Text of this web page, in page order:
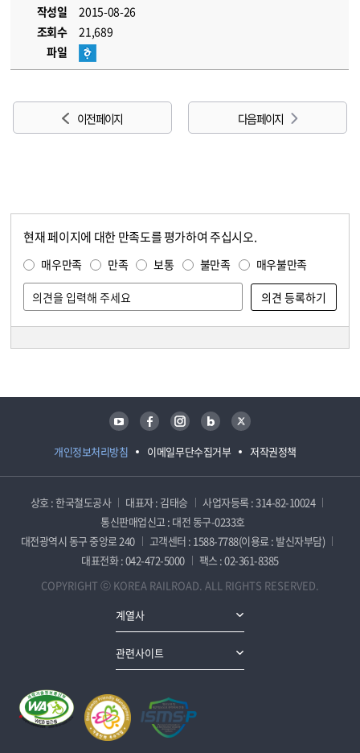
작성일
2015-08-26
조회수
21,689
파일
이전 페이지 다음 페이지
현재 페이지에 대한 만족도를 평가하여 주십시오.
매우만족 만족 보통 불만족 매우불만족
개인정보처리방침 이메일무단수집거부 저작권정책
유튜브 페이스북 인스타그램 블로그 트위터
상호 : 한국철도공사 대표자 : 김태승
사업자등록 : 314-82-10024
통신판매업신고 : 대전 동구-0233호
대전광역시 동구 중앙로 240
고객센터 : 1588-7788(이용료 : 발신자부담)
대표전화 : 042-472-5000
팩스 : 02-361-8385
COPYRIGHT ⓒ KOREA RAILROAD. ALL RIGHTS RESERVED.
계열사
관련사이트